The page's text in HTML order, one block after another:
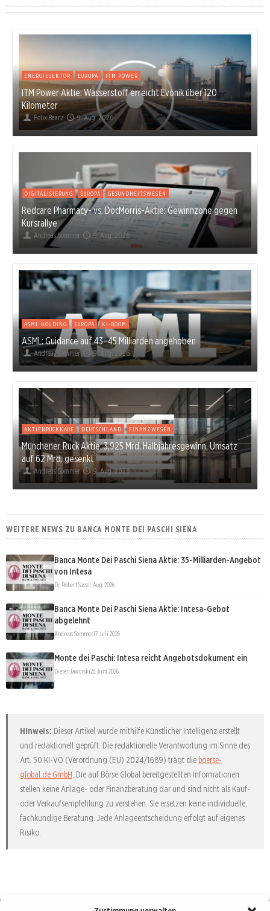
ENERGIESEKTOR EUROPA ITM POWER
ITM Power Aktie: Wasserstoff erreicht Evonik über 120
Kilometer
Felix Baarz 9. Aug. 2026
DIGITALISIERUNG EUROPA GESUNDHEITSWESEN
Redcare Pharmacy- vs. DocMorris-Aktie: Gewinnzone gegen
Kursrallye
Andreas Sommer 9. Aug. 2026
ASML HOLDING EUROPA KI-BOOM
ASML: Guidance auf 43–45 Milliarden angehoben
Andreas Sommer 9. Aug. 2026
AKTIENRÜCKKAUF DEUTSCHLAND FINANZWESEN
Münchener Rück Aktie: 3,925 Mrd. Halbjahresgewinn, Umsatz
auf 62 Mrd. gesenkt
Andreas Sommer 9. Aug. 2026
WEITERE NEWS ZU BANCA MONTE DEI PASCHI SIENA
Banca Monte Dei Paschi Siena Aktie: 35-Milliarden-Angebot
von Intesa
Dr. Robert Sasse1. Aug. 2026
Banca Monte Dei Paschi Siena Aktie: Intesa-Gebot
abgelehnt
Andreas Sommer17. Juli 2026
Monte dei Paschi: Intesa reicht Angebotsdokument ein
Dieter Jaworski28. Juni 2026
Hinweis: Dieser Artikel wurde mithilfe Künstlicher Intelligenz erstellt
und redaktionell geprüft. Die redaktionelle Verantwortung im Sinne des
Art. 50 KI-VO (Verordnung (EU) 2024/1689) trägt die boerse-
global.de GmbH. Die auf Börse Global bereitgestellten Informationen
stellen keine Anlage- oder Finanzberatung dar und sind nicht als Kauf-
oder Verkaufsempfehlung zu verstehen. Sie ersetzen keine individuelle,
fachkundige Beratung. Jede Anlageentscheidung erfolgt auf eigenes
Risiko.